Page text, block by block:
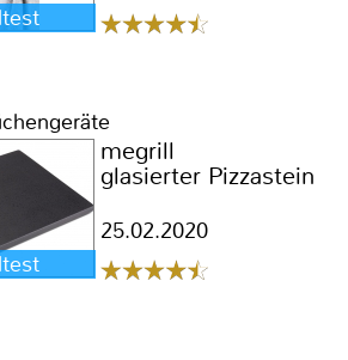
megrill
glasierter Pizzastein
25.02.2020